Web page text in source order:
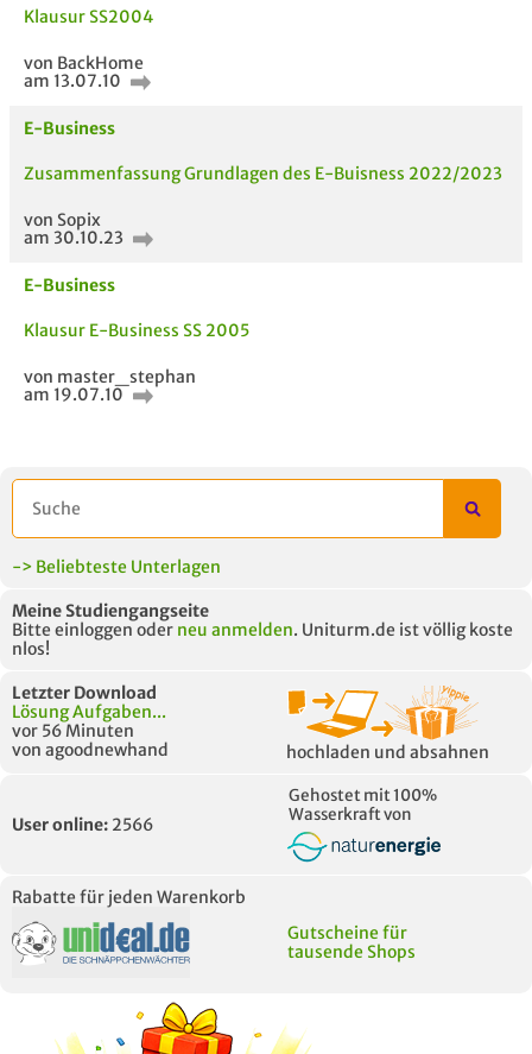
Klausur SS2004
von BackHome
am 13.07.10
E-Business
Zusammenfassung Grundlagen des E-Buisness 2022/2023
von Sopix
am 30.10.23
E-Business
Klausur E-Business SS 2005
von master_stephan
am 19.07.10
-> Beliebteste Unterlagen
Meine Studiengangseite
Bitte einloggen oder neu anmelden. Uniturm.de ist völlig koste
nlos!
Letzter Download
Lösung Aufgaben...
vor 56 Minuten
von agoodnewhand
hochladen und absahnen
User online: 2566
Gehostet mit 100%
Wasserkraft von
Rabatte für jeden Warenkorb
Gutscheine für
tausende Shops